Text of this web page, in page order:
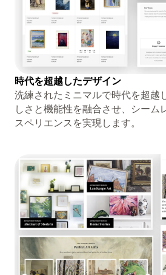
時代を超越したデザイン
洗練されたミニマルで時代を超越
しさと機能性を融合させ、シーム
スペリエンスを実現します。